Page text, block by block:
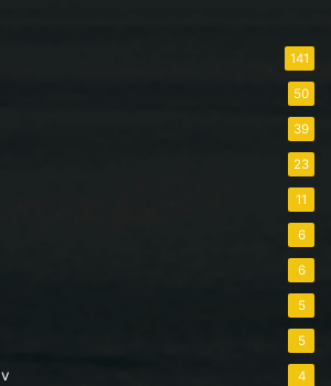
141
50
39
23
11
6
6
5
5
4